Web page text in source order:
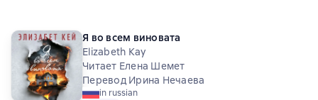
Я во всем виновата
Elizabeth Kay
Читает Елена Шемет
Перевод Ирина Нечаева
in russian